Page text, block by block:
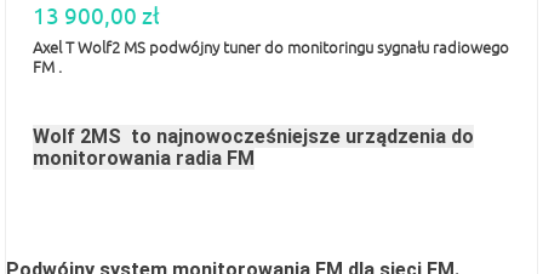
13 900,00 zł
Axel T Wolf2 MS podwójny tuner do monitoringu sygnału radiowego
FM .
Wolf 2MS to najnowocześniejsze urządzenia do
monitorowania radia FM